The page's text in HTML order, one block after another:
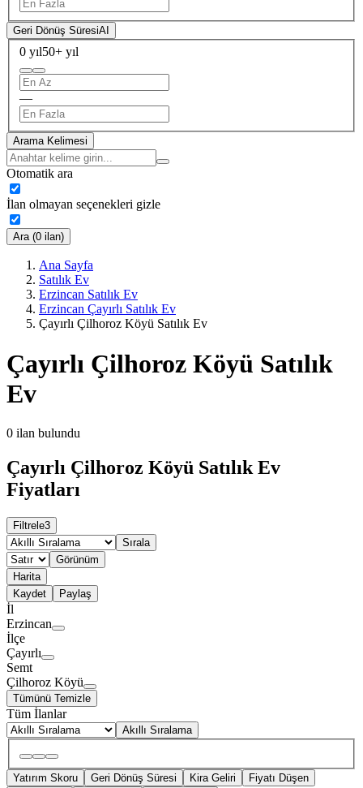
Geri Dönüş SüresiAI
0 yıl50+ yıl
—
Arama Kelimesi
Otomatik ara
İlan olmayan seçenekleri gizle
Ara (0 ilan)
Ana Sayfa
Satılık Ev
Erzincan Satılık Ev
Erzincan Çayırlı Satılık Ev
Çayırlı Çilhoroz Köyü Satılık Ev
Çayırlı Çilhoroz Köyü Satılık
Ev
0 ilan bulundu
Çayırlı Çilhoroz Köyü Satılık Ev
Fiyatları
Filtrele3
Sırala
Görünüm
Harita
Kaydet
Paylaş
İl
Erzincan
İlçe
Çayırlı
Semt
Çilhoroz Köyü
Tümünü Temizle
Tüm İlanlar
Akıllı Sıralama
Yatırım Skoru Geri Dönüş Süresi Kira Geliri
Fiyatı Düşen